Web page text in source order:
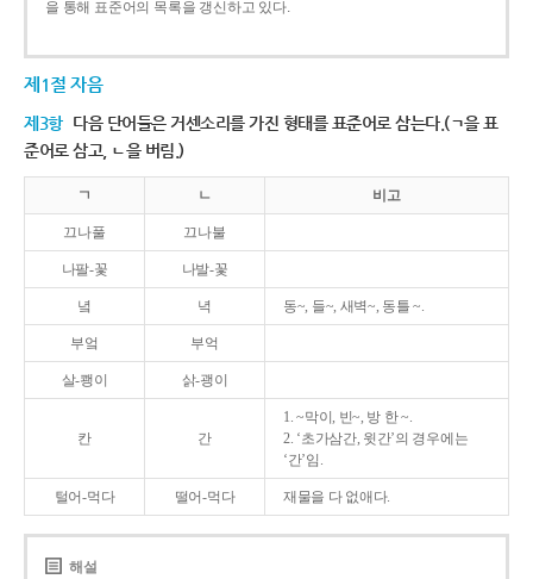
을 통해 표준어의 목록을 갱신하고 있다.
제1절 자음
제3항 다음 단어들은 거센소리를 가진 형태를 표준어로 삼는다.(ㄱ을 표
준어로 삼고, ㄴ을 버림.)
ㄱ ㄴ 비고
끄나풀 끄나불
나팔-꽃 나발-꽃
녘 녁 동~, 들~, 새벽~, 동틀 ~.
부엌 부억
살-쾡이 삵-괭이
칸 간
1. ~막이, 빈~, 방 한 ~.
2. ‘초가삼간, 윗간’의 경우에는
‘간’임.
털어-먹다 떨어-먹다 재물을 다 없애다.
해설